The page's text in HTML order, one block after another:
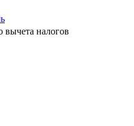
вычета налогов